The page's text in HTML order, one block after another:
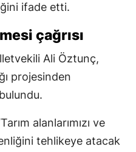
ifade etti.
çağrısı
Ali Öztunç,
projesinden
alanlarımızı ve
tehlikeye atacak